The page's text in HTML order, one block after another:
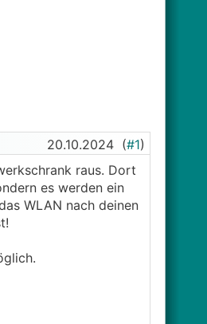
20.10.2024 (#1)
raus. Dort
es werden ein
WLAN nach deinen